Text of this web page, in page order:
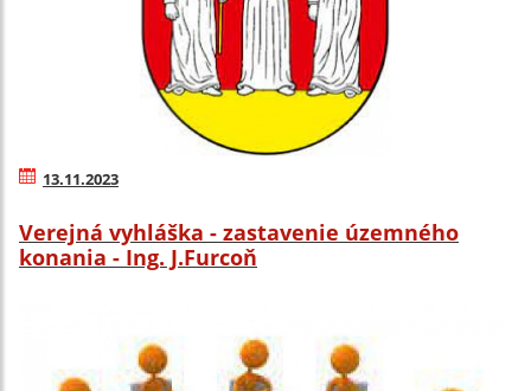
13.11.2023
Verejná vyhláška - zastavenie územného
konania - Ing. J.Furcoň